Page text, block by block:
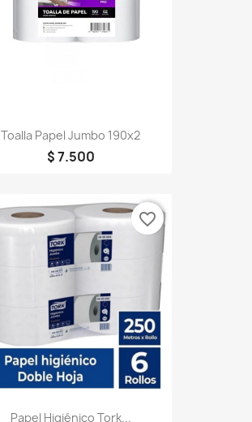
Toalla Papel Jumbo 190x2
$ 7.500
Papel Higiénico Tork...
favorite_border